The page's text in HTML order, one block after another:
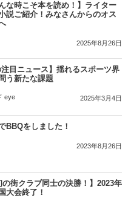
な時こそ本を読め！】ライター
説ご紹介！みなさんからのオス
2025年8月26日
目ニュース】揺れるスポーツ界
う新たな課題
eye 2025年3月4日
BBQをしました！
2023年8月26日
の街クラブ同士の決勝！】2023年
大会終了！